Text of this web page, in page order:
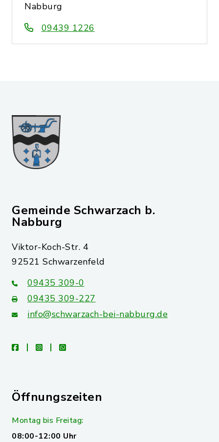
Nabburg
09439 1226
Gemeinde Schwarzach b.
Nabburg
Viktor-Koch-Str. 4
92521 Schwarzenfeld
09435 309-0
09435 309-227
info@schwarzach-bei-nabburg.de
facebookinstagramwhatsapp
Öffnungszeiten
Montag bis Freitag:
08:00-12:00 Uhr